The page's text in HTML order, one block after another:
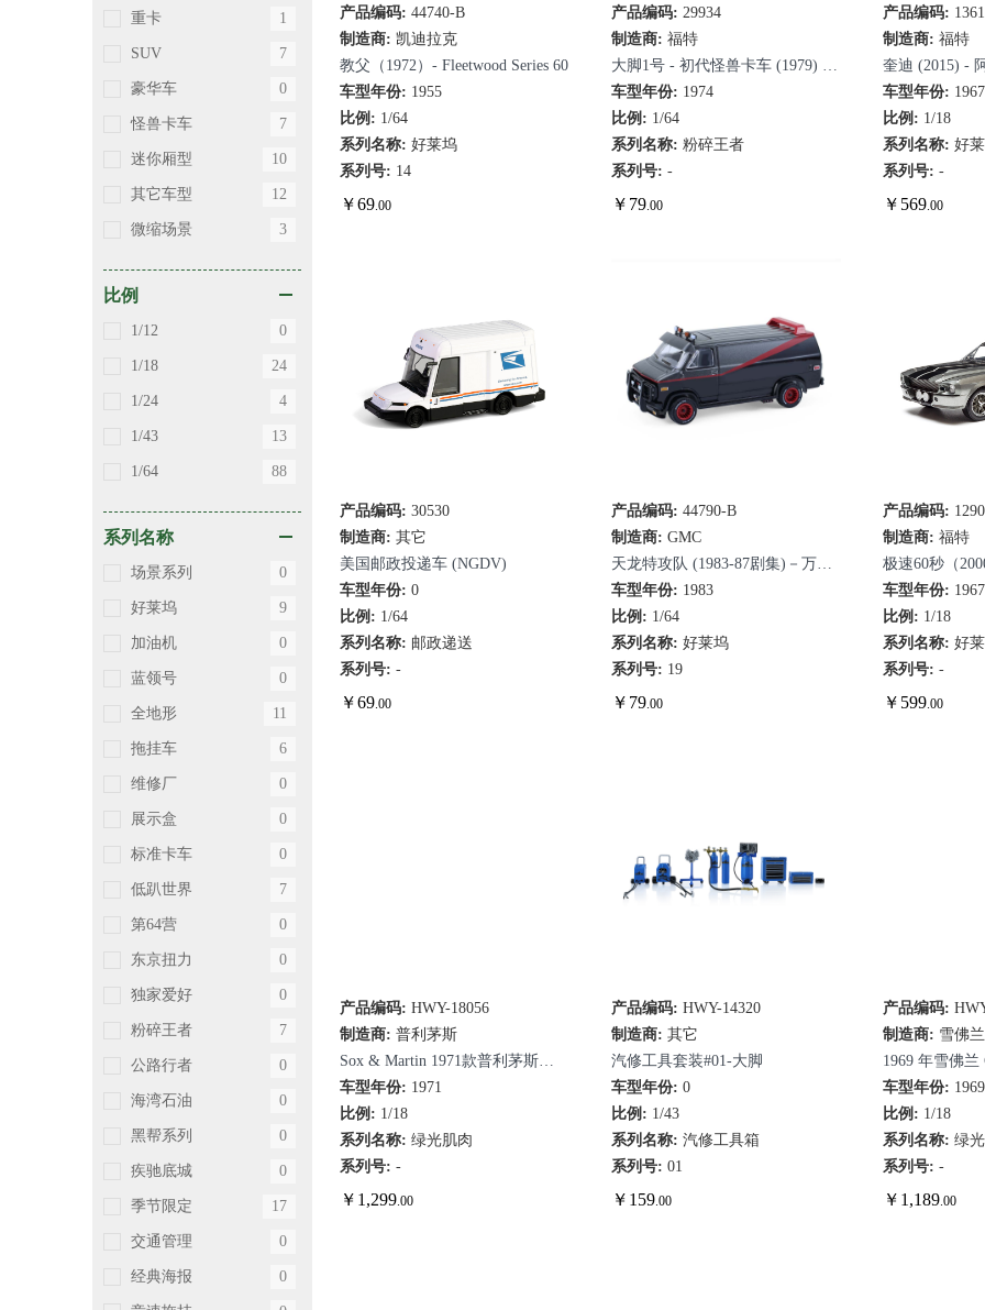
比例
1/12 0
1/18 24
1/24 4
1/43 13
1/64 88
重卡 1
SUV 7
豪华车 0
怪兽卡车 7
迷你厢型 10
其它车型 12
微缩场景 3
系列名称
场景系列 0
好莱坞 9
加油机 0
蓝领号 0
全地形 11
拖挂车 6
维修厂 0
展示盒 0
标准卡车 0
低趴世界 7
第64营 0
东京扭力 0
独家爱好 0
粉碎王者 7
公路行者 0
海湾石油 0
黑帮系列 0
疾驰底城 0
季节限定 17
交通管理 0
经典海报 0
快速查看
产品编码: 44740-B
制造商: 凯迪拉克
教父（1972）- Fleetwood Series 60
车型年份: 1955
比例: 1/64
系列名称: 好莱坞
系列号: 14
￥69.00
快速查看
产品编码:29934
制造商:福特
大脚1号 - 初代怪兽卡车 (1979) -
F-250怪兽卡车
车型年份: 1974
比例: 1/64
系列名称:粉碎王者
系列号:-
￥ 79.00
产品编码:
制造商:福特
奎迪 (2015) -
马双门轿跑（
车型年份: 1967
比例: 1/18
系列名称:好
系列号:-
￥ 569.00
快速查看
产品编码: 30530
制造商: 其它
美国邮政投递车 (NGDV)
车型年份: 0
比例: 1/64
系列名称: 邮政递送
系列号: -
￥69.00
快速查看
产品编码:44790-B
制造商:GMC
天龙特攻队 (1983-87剧集)－万杜
拉
车型年份: 1983
比例: 1/64
系列名称:好莱坞
系列号: 19
￥ 79 .00
产品编码:
制造商:福特
极速60秒（
车型年份: 1967
比例: 1/18
系列名称:好
系列号:-
￥ 599 .00
快速查看
产品编码: HWY-18056
制造商: 普利茅斯
Sox & Martin 1971款普利茅斯
Cuda Pro Stock赛车
车型年份: 1971
比例: 1/18
系列名称: 绿光肌肉
系列号: -
￥ 1,299.00
快速查看
产品编码:HWY-14320
制造商:其它
汽修工具套装#01-大脚
车型年份:0
比例: 1/43
系列名称:汽修工具箱
系列号:01
￥ 159.00
产品编码:
制造商: 雪佛兰
1969 年雪佛兰
Motion 第三阶
车型年份: 1969
比例: 1/18
系列名称:绿
系列号:-
￥ 1,189.00